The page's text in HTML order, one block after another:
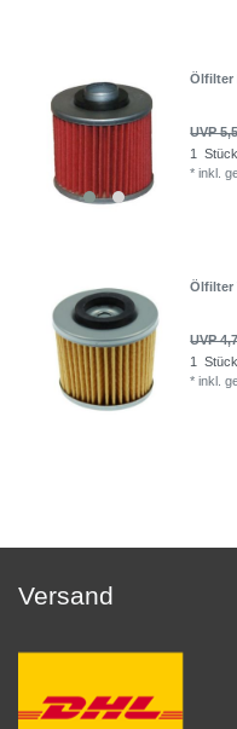
Ölfilter
UVP
1 Stück
*inkl.
Ölfilter
UVP
1 Stück
*inkl.
Versand